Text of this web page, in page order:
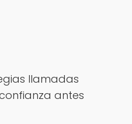
llamadas
antes